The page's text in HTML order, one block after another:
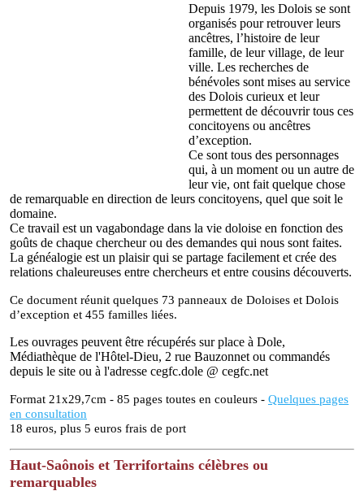
Depuis 1979, les Dolois se sont
organisés pour retrouver leurs
ancêtres, l’histoire de leur
famille, de leur village, de leur
ville. Les recherches de
bénévoles sont mises au service
des Dolois curieux et leur
permettent de découvrir tous ces
concitoyens ou ancêtres
d’exception.
Ce sont tous des personnages
qui, à un moment ou un autre de
leur vie, ont fait quelque chose
de remarquable en direction de leurs concitoyens, quel que soit le
domaine.
Ce travail est un vagabondage dans la vie doloise en fonction des
goûts de chaque chercheur ou des demandes qui nous sont faites.
La généalogie est un plaisir qui se partage facilement et crée des
relations chaleureuses entre chercheurs et entre cousins découverts.
Ce document réunit quelques 73 panneaux de Doloises et Dolois
d’exception et 455 familles liées.
Les ouvrages peuvent être récupérés sur place à Dole,
Médiathèque de l'Hôtel-Dieu, 2 rue Bauzonnet ou commandés
depuis le site ou à l'adresse cegfc.dole @ cegfc.net
Format 21x29,7cm - 85 pages toutes en couleurs - Quelques pages
en consultation
18 euros, plus 5 euros frais de port
Haut-Saônois et Terrifortains célèbres ou
remarquables